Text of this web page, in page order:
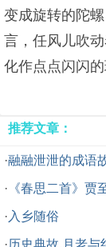
变成旋转的陀
言，任风儿吹
化作点点闪闪的
推荐文章：
·融融泄泄的成语
· 《春思二首》贾
· 入乡随俗
·历史典故,月老与